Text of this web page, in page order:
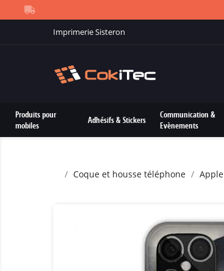
Imprimerie Sisteron
Produits pour
mobiles
Adhésifs & Stickers
Communication &
Evènements
Coque et housse téléphone Apple